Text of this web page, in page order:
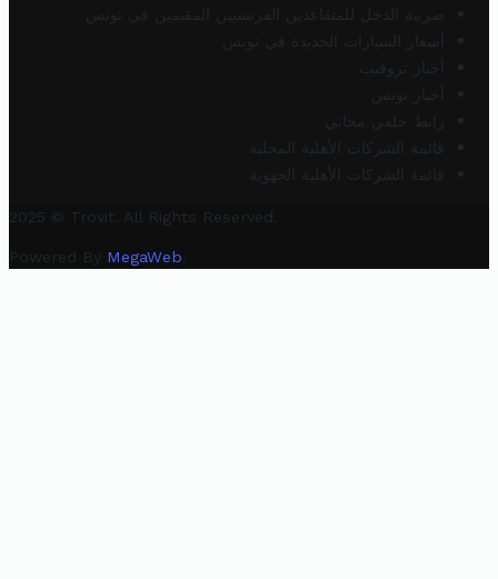
ضريبة الدخل للمتقاعدين الفرنسيين المقيمين في تونس
أسعار السيارات الجديدة في تونس
أخبار تروفيت
أخبار تونس
رابط خلفي مجاني
قائمة الشركات الأهلية المحلية
قائمة الشركات الأهلية الجهوية
2025 © Trovit. All Rights Reserved.
Powered By MegaWeb